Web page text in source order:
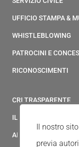
UFFICIO STAMPA &
WHISTLEBLOWING
PATROCINI E
RICONOSCIMENTI
CRI TRASPARENTE
IL MODELLO 231
ALBO FORNITORI
Il nostro
previa